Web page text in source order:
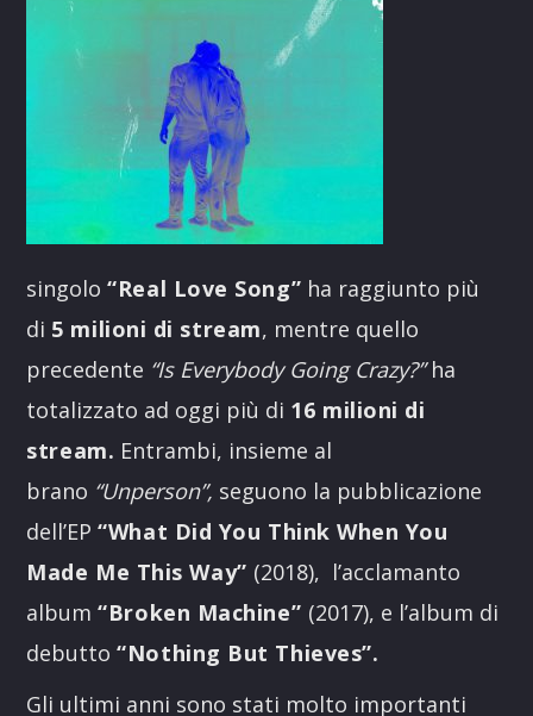
singolo“Real Love Song” ha raggiunto più
di 5 milioni di stream, mentre quello
precedente “Is Everybody Going Crazy?”ha
totalizzato ad oggi più di 16 milioni di
stream. Entrambi, insieme al
brano “Unperson”, seguono la pubblicazione
dell’EP“What Did You Think When You
Made Me This Way” (2018), l’acclamanto
album“Broken Machine” (2017), e l’album di
debutto“Nothing But Thieves”.
Gli ultimi anni sono stati molto importanti